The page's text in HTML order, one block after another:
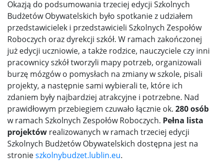
Okazją do podsumowania trzeciej edycji Szkolnych
Budżetów Obywatelskich było spotkanie z udziałem
przedstawicielek i przedstawicieli Szkolnych Zespołów
Roboczych oraz dyrekcji szkół. W ramach zakończonej
już edycji uczniowie, a także rodzice, nauczyciele czy inni
pracownicy szkół tworzyli mapy potrzeb, organizowali
burzę mózgów o pomysłach na zmiany w szkole, pisali
projekty, a następnie sami wybierali te, które ich
zdaniem były najbardziej atrakcyjne i potrzebne. Nad
prawidłowym przebiegiem czuwało łącznie ok. 280 osób
w ramach Szkolnych Zespołów Roboczych. Pełna lista
projektów realizowanych w ramach trzeciej edycji
Szkolnych Budżetów Obywatelskich dostępna jest na
stronieszkolnybudzet.lublin.eu.